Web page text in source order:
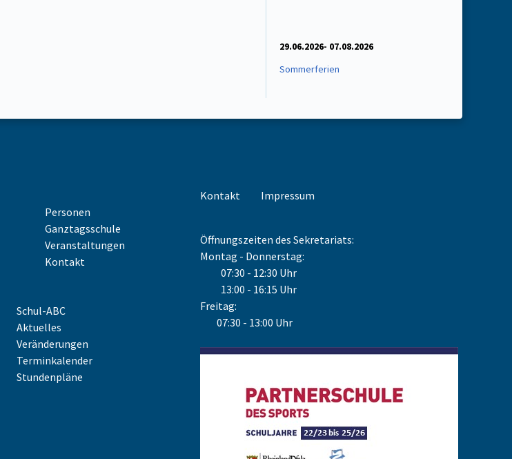
29.06.2026- 07.08.2026
Sommerferien
Personen
Ganztagsschule
Veranstaltungen
Kontakt
Schul-ABC
Aktuelles
Veränderungen
Terminkalender
Stundenpläne
Kontakt Impressum
Öffnungszeiten des Sekretariats:
Montag - Donnerstag:
07:30 - 12:30 Uhr
13:00 - 16:15 Uhr
Freitag:
07:30 - 13:00 Uhr